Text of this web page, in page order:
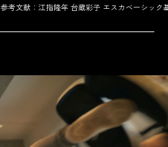
参考文献：江指隆年 台蔵彩子 エスカベーシック